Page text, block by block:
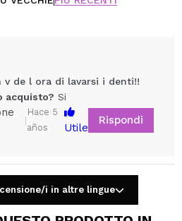
video o una foto
essere il primo. Immaginalo...
de l ora di lavarsi i denti!!
acquisto? Si
|
Hace 5
años
Utile
Rispondi
i in altre lingue